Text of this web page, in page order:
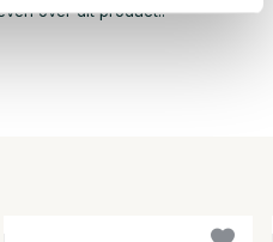
over dit product..